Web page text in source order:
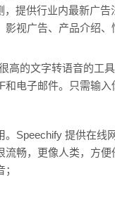
，提供行业内最新广
视广告、产品介绍、
高的文字转语音的工
和电子邮件。只需输入
。Speechify 提供在线
流畅，更像人类，方